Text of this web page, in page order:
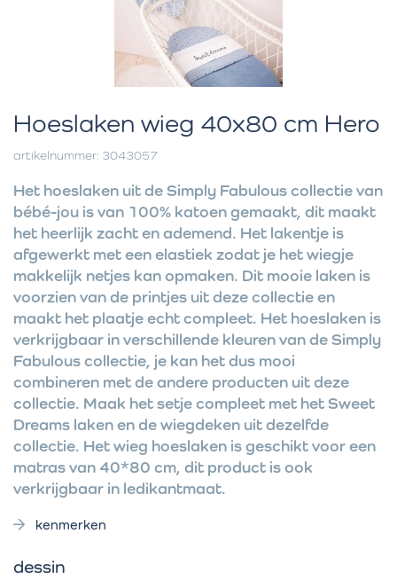
Hoeslaken wieg 40x80 cm Hero
artikelnummer: 3043057
Het hoeslaken uit de Simply Fabulous collectie van
bébé-jou is van 100% katoen gemaakt, dit maakt
het heerlijk zacht en ademend. Het lakentje is
afgewerkt met een elastiek zodat je het wiegje
makkelijk netjes kan opmaken. Dit mooie laken is
voorzien van de printjes uit deze collectie en
maakt het plaatje echt compleet. Het hoeslaken is
verkrijgbaar in verschillende kleuren van de Simply
Fabulous collectie, je kan het dus mooi
combineren met de andere producten uit deze
collectie. Maak het setje compleet met het Sweet
Dreams laken en de wiegdeken uit dezelfde
collectie. Het wieg hoeslaken is geschikt voor een
matras van 40*80 cm, dit product is ook
verkrijgbaar in ledikantmaat.
kenmerken
dessin